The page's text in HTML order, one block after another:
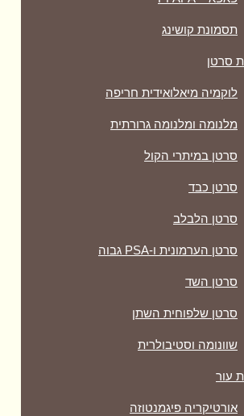
תסמונת קושינג
סרטן
לוקמיה מיאלואידית חריפה
מלנומה ומלנומה גרורתית
סרטן במיתרי הקול
סרטן כבד
סרטן הלבלב
סרטן הערמונית ו-PSA גבוה
סרטן השד
סרטן שלפוחית השתן
שוונומה וסטיבולרית
עור
אורטיקריה פיגמנטוזה